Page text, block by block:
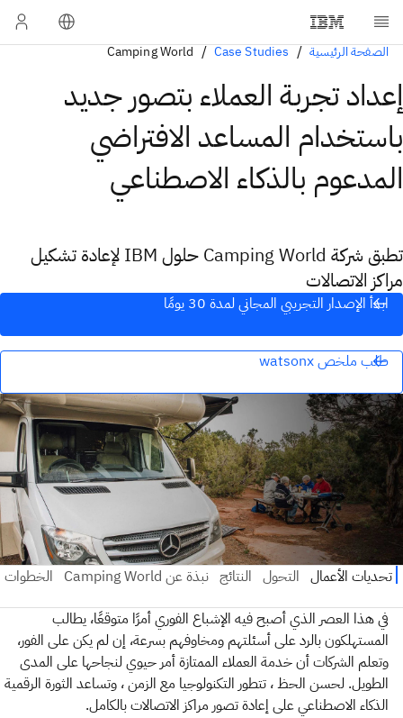
الصفحة الرئيسية Case Studies
Camping World
إعداد تجربة العملاء بتصور جديد
باستخدام المساعد الافتراضي
المدعوم بالذكاء الاصطناعي
تطبق شركة Camping World حلول IBM لإعادة تشكيل
مراكز الاتصالات
ابدأ الإصدار التجريبي المجاني لمدة 30 يومًا
طلب ملخص watsonx
في هذا العصر الذي أصبح فيه الإشباع الفوري أمرًا متوقعًا، يطالب
المستهلكون بالرد على أسئلتهم ومخاوفهم بسرعة، إن لم يكن على الفور،
وتعلم الشركات أن خدمة العملاء الممتازة أمر حيوي لنجاحها على المدى
الطويل. لحسن الحظ ، تتطور التكنولوجيا مع الزمن ، وتساعد الثورة الرقمية
الذكاء الاصطناعي على إعادة تصور مراكز الاتصالات بالكامل.